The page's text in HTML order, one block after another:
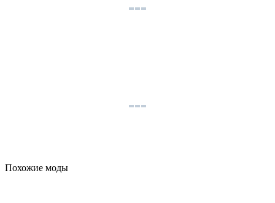
Похожие моды